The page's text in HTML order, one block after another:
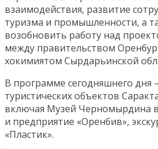
взаимодействия, развитие
туризма и промышленности, а
возобновить работу над
между правительством
хокимиятом Сырдарьинской
В программе сегодняшнего дня
туристических объектов
включая Музей Черномырдина
и предприятие «Оренбив»,
«Пластик».